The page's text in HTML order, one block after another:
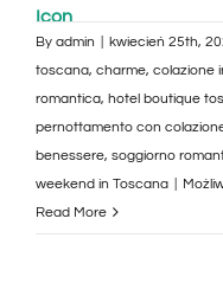
By admin kwiecień 25th,
toscana, charme, colazione
romantica, hotel boutique
pernottamento con
benessere, soggiorno
weekend in Toscana
Read More